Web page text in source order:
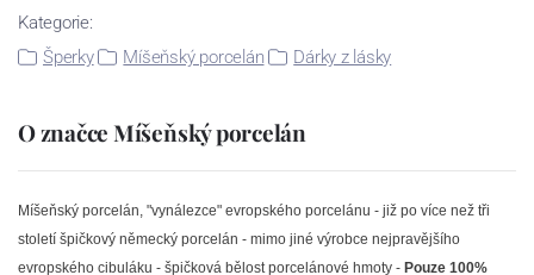
Kategorie:
Šperky
Míšeňský porcelán Dárky z lásky
O značce Míšeňský porcelán
Míšeňský porcelán, "vynálezce" evropského porcelánu - již po více než tři
století špičkový německý porcelán - mimo jiné výrobce nejpravějšího
evropského cibuláku - špičková bělost porcelánové hmoty - Pouze 100%